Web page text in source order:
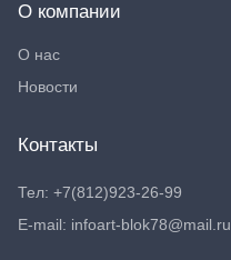
О компании
О нас
Новости
Контакты
Тел: +7(812)923-26-99
E-mail: infoart-blok78@mail.ru